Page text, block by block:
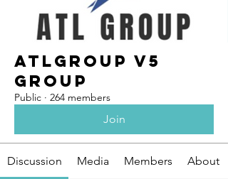
ATLGroup v5
Group
Public · 264 members
Join
Discussion Media Members About